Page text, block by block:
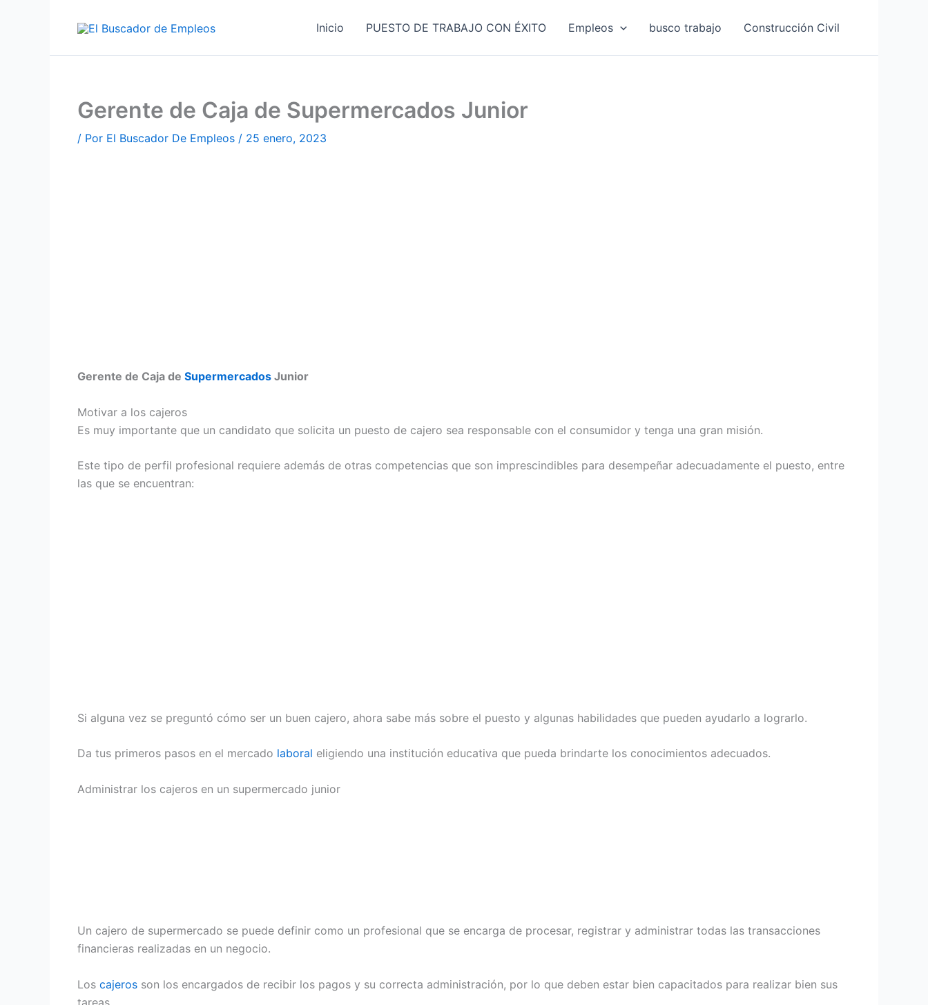
Inicio PUESTO DE TRABAJO CON ÉXITO Empleos busco trabajo Construcción Civil
Gerente de Caja de Supermercados Junior
/ Por El Buscador De Empleos / 25 enero, 2023
Gerente de Caja de Supermercados Junior
Motivar a los cajeros
Es muy importante que un candidato que solicita un puesto de cajero sea responsable con el consumidor y tenga una gran misión.
Este tipo de perfil profesional requiere además de otras competencias que son imprescindibles para desempeñar adecuadamente el puesto, entre
las que se encuentran:
Si alguna vez se preguntó cómo ser un buen cajero, ahora sabe más sobre el puesto y algunas habilidades que pueden ayudarlo a lograrlo.
Da tus primeros pasos en el mercado laboral eligiendo una institución educativa que pueda brindarte los conocimientos adecuados.
Administrar los cajeros en un supermercado junior
Un cajero de supermercado se puede definir como un profesional que se encarga de procesar, registrar y administrar todas las transacciones
financieras realizadas en un negocio.
Los cajeros son los encargados de recibir los pagos y su correcta administración, por lo que deben estar bien capacitados para realizar bien sus
tareas.